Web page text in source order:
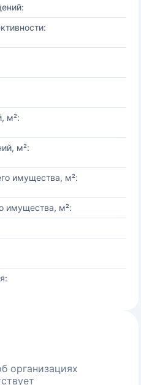
м²:
м²:
имущества, м²:
имущества, м²:
организациях